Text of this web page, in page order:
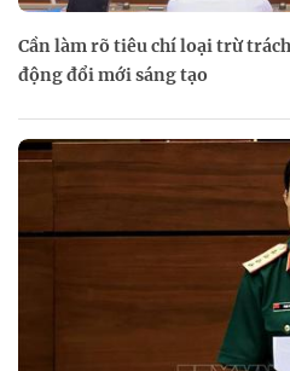
Cần làm rõ tiêu chí loại trừ
động đổi mới sáng tạo